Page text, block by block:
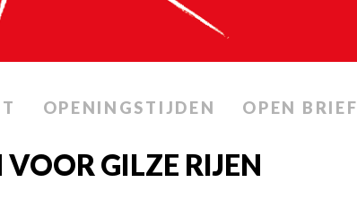
OPENINGSTIJDEN OPEN BRIEF
GILZE RIJEN